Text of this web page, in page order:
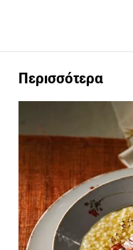
Περισσότερα